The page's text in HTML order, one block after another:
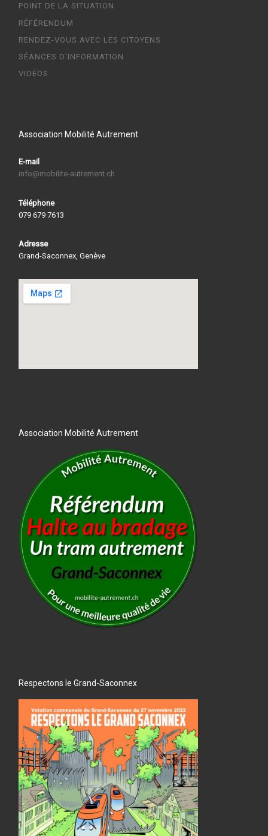
POINT DE LA SITUATION
RÉFÉRENDUM
RENDEZ-VOUS AVEC LES CITOYENS
SÉANCES D'INFORMATION
VIDÉOS
Association Mobilité Autrement
E-mail
info@mobilite-autrement.ch
Téléphone
079 679 7613
Adresse
Grand-Saconnex, Genève
Association Mobilité Autrement
Respectons le Grand-Saconnex